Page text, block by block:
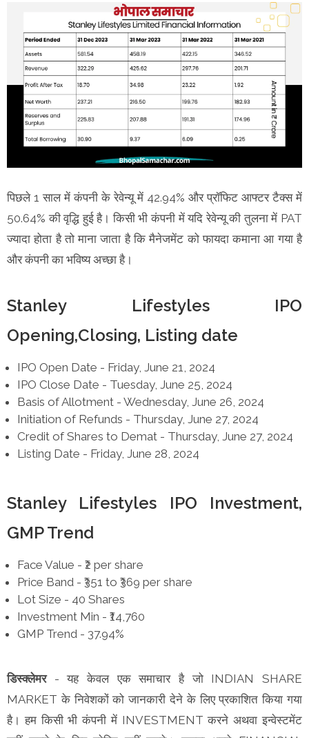
पिछले 1 साल में कंपनी के रेवेन्यू में 42.94% और प्रॉफिट आफ्टर टैक्स में
50.64% की वृद्धि हुई है। किसी भी कंपनी में यदि रेवेन्यू की तुलना में PAT
ज्यादा होता है तो माना जाता है कि मैनेजमेंट को फायदा कमाना आ गया है
और कंपनी का भविष्य अच्छा है।
Stanley Lifestyles IPO
Opening,Closing, Listing date
IPO Open Date - Friday, June 21, 2024
IPO Close Date - Tuesday, June 25, 2024
Basis of Allotment - Wednesday, June 26, 2024
Initiation of Refunds - Thursday, June 27, 2024
Credit of Shares to Demat - Thursday, June 27, 2024
Listing Date - Friday, June 28, 2024
Stanley Lifestyles IPO Investment,
GMP Trend
Face Value - ₹2 per share
Price Band - ₹351 to ₹369 per share
Lot Size - 40 Shares
Investment Min - ₹14,760
GMP Trend - 37.94%
डिस्क्लेमर - यह केवल एक समाचार है जो INDIAN SHARE
MARKET के निवेशकों को जानकारी देने के लिए प्रकाशित किया गया
है। हम किसी भी कंपनी में INVESTMENT करने अथवा इन्वेस्टमेंट